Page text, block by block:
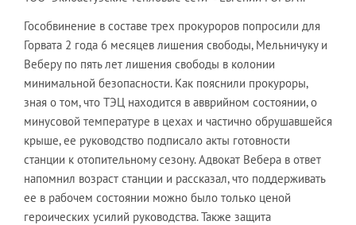
Гособвинение в составе трех прокуроров попросили для
Горвата 2 года 6 месяцев лишения свободы, Мельничуку и
Веберу по пять лет лишения свободы в колонии
минимальной безопасности. Как пояснили прокуроры,
зная о том, что ТЭЦ находится в авврийном состоянии, о
минусовой температуре в цехах и частично обрушавшейся
крыше, ее руководство подписало акты готовности
станции к отопительному сезону. Адвокат Вебера в ответ
напомнил возраст станции и рассказал, что поддерживать
ее в рабочем состоянии можно было только ценой
героических усилий руководства. Также защита